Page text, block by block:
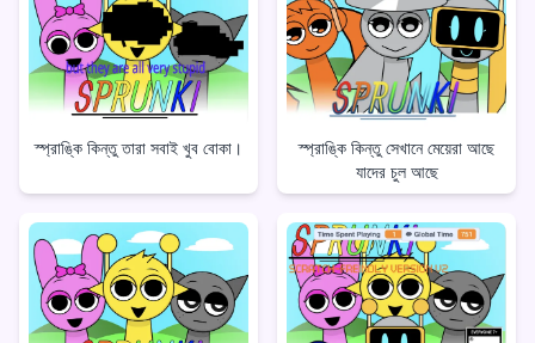
স্প্রাঙ্কি কিন্তু তারা সবাই খুব বোকা।
স্প্রাঙ্কি কিন্তু সেখানে মেয়েরা আছে
যাদের চুল আছে